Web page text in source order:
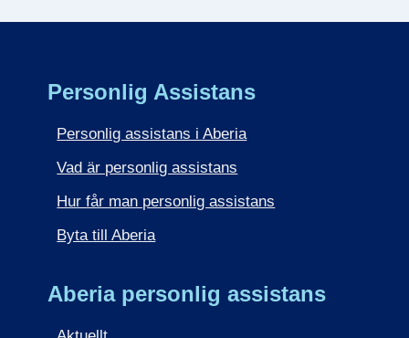
Personlig Assistans
Personlig assistans i Aberia
Vad är personlig assistans
Hur får man personlig assistans
Byta till Aberia
Aberia personlig assistans